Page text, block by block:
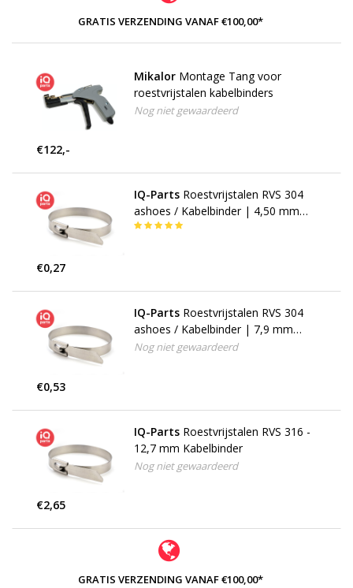
GRATIS VERZENDING VANAF €100,00*
Mikalor Montage Tang voor
roestvrijstalen kabelbinders
Nog niet gewaardeerd
€122,-
IQ-Parts Roestvrijstalen RVS 304
ashoes / Kabelbinder | 4,50 mm
breed
€0,27
IQ-Parts Roestvrijstalen RVS 304
ashoes / Kabelbinder | 7,9 mm
breed
Nog niet gewaardeerd
€0,53
IQ-Parts Roestvrijstalen RVS 316 -
12,7 mm Kabelbinder
Nog niet gewaardeerd
€2,65
GRATIS VERZENDING VANAF €100,00*